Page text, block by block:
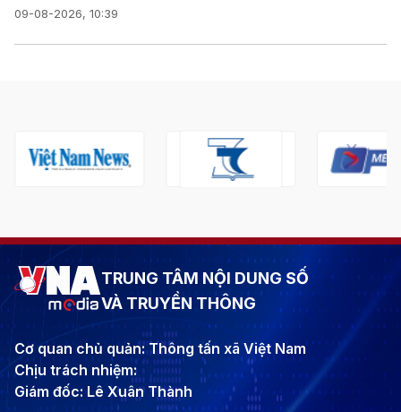
09-08-2026, 10:39
TRUNG TÂM NỘI DUNG SỐ
VÀ TRUYỀN THÔNG
Cơ quan chủ quản: Thông tấn xã Việt Nam
Chịu trách nhiệm:
Giám đốc: Lê Xuân Thành